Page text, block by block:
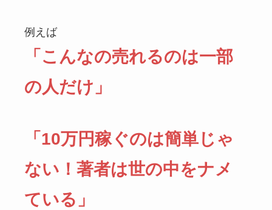
例えば
「こんなの売れるのは一部
の人だけ」
「10万円稼ぐのは簡単じゃ
ない！著者は世の中をナメ
ている」